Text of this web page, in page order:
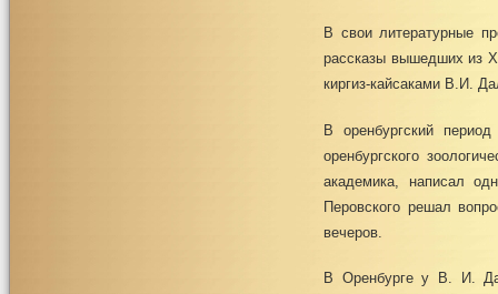
В свои литературные
рассказы вышедших из
киргиз-кайсаками В.И.
В оренбургский
оренбургского
академика, написал
Перовского решал
вечеров.
В Оренбурге у В. И.